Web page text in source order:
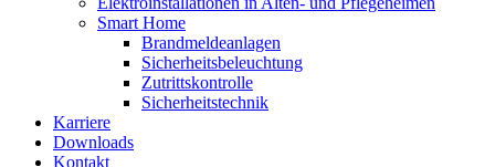
Smart Home
Brandmeldeanlagen
Sicherheitsbeleuchtung
Zutrittskontrolle
Sicherheitstechnik
Karriere
Downloads
Kontakt